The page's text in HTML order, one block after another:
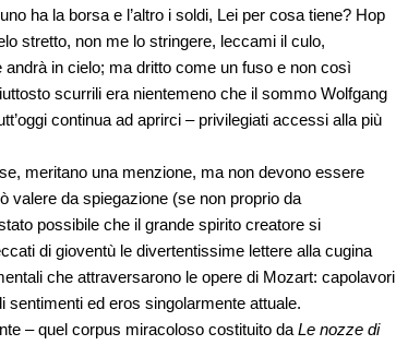
ha la borsa e l’altro i soldi, Lei per cosa tiene? Hop
stretto, non me lo stringere, leccami il culo,
in cielo; ma dritto come un fuso e non così
scurrili era nientemeno che il sommo Wolfgang
continua ad aprirci – privilegiati accessi alla più
meritano una menzione, ma non devono essere
valere da spiegazione (se non proprio da
possibile che il grande spirito creatore si
di gioventù le divertentissime lettere alla cugina
che attraversarono le opere di Mozart: capolavori
ed eros singolarmente attuale.
– quel corpus miracoloso costituito da Le nozze di